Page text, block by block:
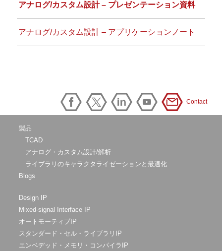
アナログ/カスタム設計 – プレゼンテーション資料
アナログ/カスタム設計 – アプリケーションノート
Contact
製品
TCAD
アナログ・カスタム設計/解析
ライブラリのキャラクタライゼーションと最適化
Blogs
Design IP
Mixed-signal Interface IP
オートモーティブIP
スタンダード・セル・ライブラリIP
エンベデッド・メモリ・コンパイラIP